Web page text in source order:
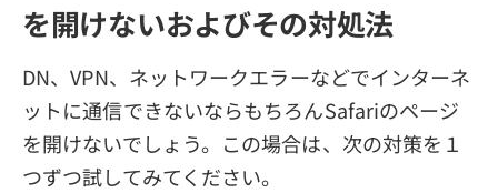
を開けないおよびその対処法
DN、VPN、ネットワークエラーなどでインターネ
ットに通信できないならもちろんSafariのページ
を開けないでしょう。この場合は、次の対策を１
つずつ試してみてください。